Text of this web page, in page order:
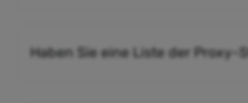
Haben Sie eine Liste der Proxy-